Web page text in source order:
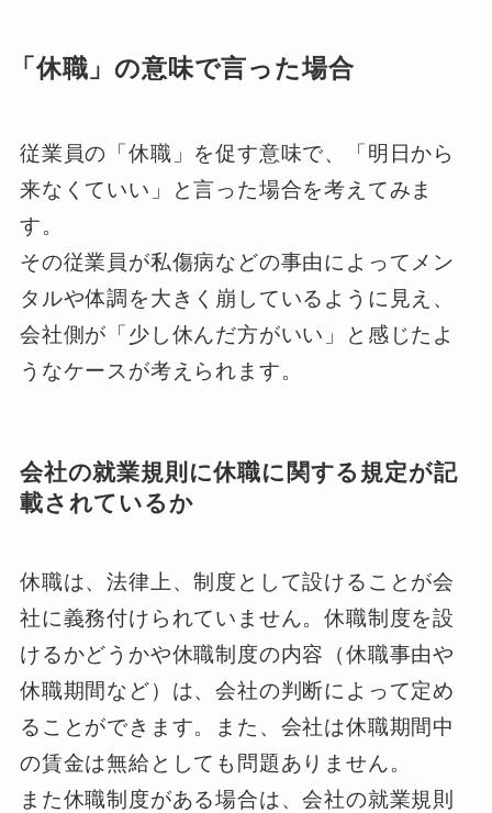
「休職」の意味で言った場合
従業員の「休職」を促す意味で、「明日から
来なくていい」と言った場合を考えてみま
す。
その従業員が私傷病などの事由によってメン
タルや体調を大きく崩しているように見え、
会社側が「少し休んだ方がいい」と感じたよ
うなケースが考えられます。
会社の就業規則に休職に関する規定が記
載されているか
休職は、法律上、制度として設けることが会
社に義務付けられていません。休職制度を設
けるかどうかや休職制度の内容（休職事由や
休職期間など）は、会社の判断によって定め
ることができます。また、会社は休職期間中
の賃金は無給としても問題ありません。
また休職制度がある場合は、会社の就業規則